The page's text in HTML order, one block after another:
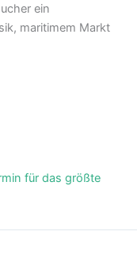
ein
maritimem Markt
für das größte